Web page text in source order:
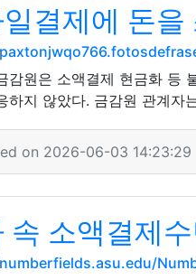
결제에 돈을
감원은 소액결제 현금화 등
하지 않았다. 금감원 관계자
on 2026-06-03 14:23:29
속 소액결제